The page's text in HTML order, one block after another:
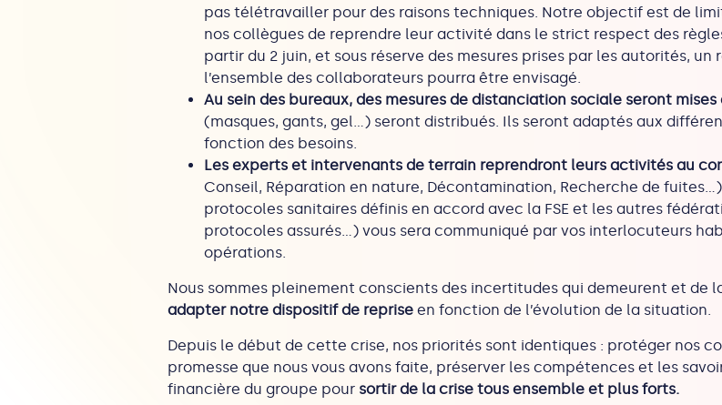
pas télétravailler pour des raisons techniques. Notre objectif est de
nos collègues de reprendre leur activité dans le strict respect des
partir du 2 juin, et sous réserve des mesures prises par les autorités,
l’ensemble des collaborateurs pourra être envisagé.
Au sein des bureaux, des mesures de distanciation sociale seront
(masques, gants, gel…) seront distribués. Ils seront adaptés aux
fonction des besoins.
Les experts et intervenants de terrain reprendront leurs activités au
Conseil, Réparation en nature, Décontamination, Recherche de
protocoles sanitaires définis en accord avec la FSE et les autres
protocoles assurés…) vous sera communiqué par vos interlocuteurs
opérations.
Nous sommes pleinement conscients des incertitudes qui demeurent et de
adapter notre dispositif de reprise en fonction de l’évolution de la situation.
Depuis le début de cette crise, nos priorités sont identiques : protéger nos
promesse que nous vous avons faite, préserver les compétences et les
financière du groupe pour sortir de la crise tous ensemble et plus forts.